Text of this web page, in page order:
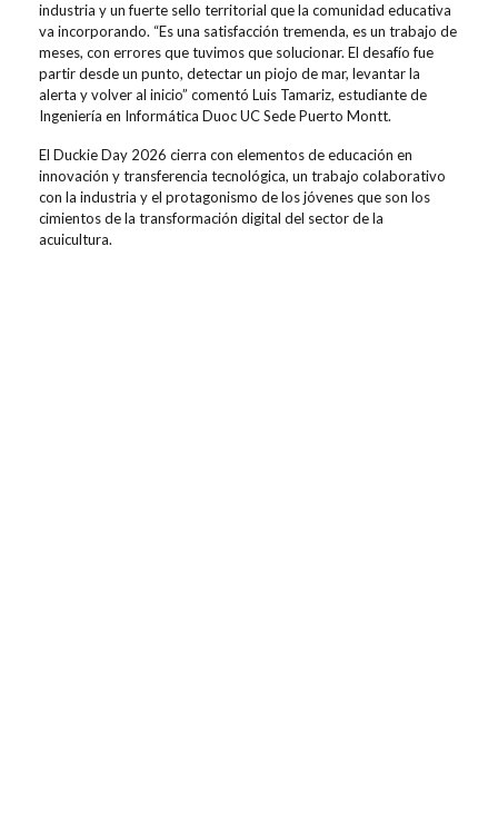
industria y un fuerte sello territorial que la comunidad educativa
va incorporando. “Es una satisfacción tremenda, es un trabajo de
meses, con errores que tuvimos que solucionar. El desafío fue
partir desde un punto, detectar un piojo de mar, levantar la
alerta y volver al inicio” comentó Luis Tamariz, estudiante de
Ingeniería en Informática Duoc UC Sede Puerto Montt.
El DuckieDay 2026 cierra con elementos deeducación en
innovación y transferencia tecnológica, un trabajo colaborativo
con la industria y el protagonismo de los jóvenesque son los
cimientos de la transformación digital del sectorde la
acuicultura.